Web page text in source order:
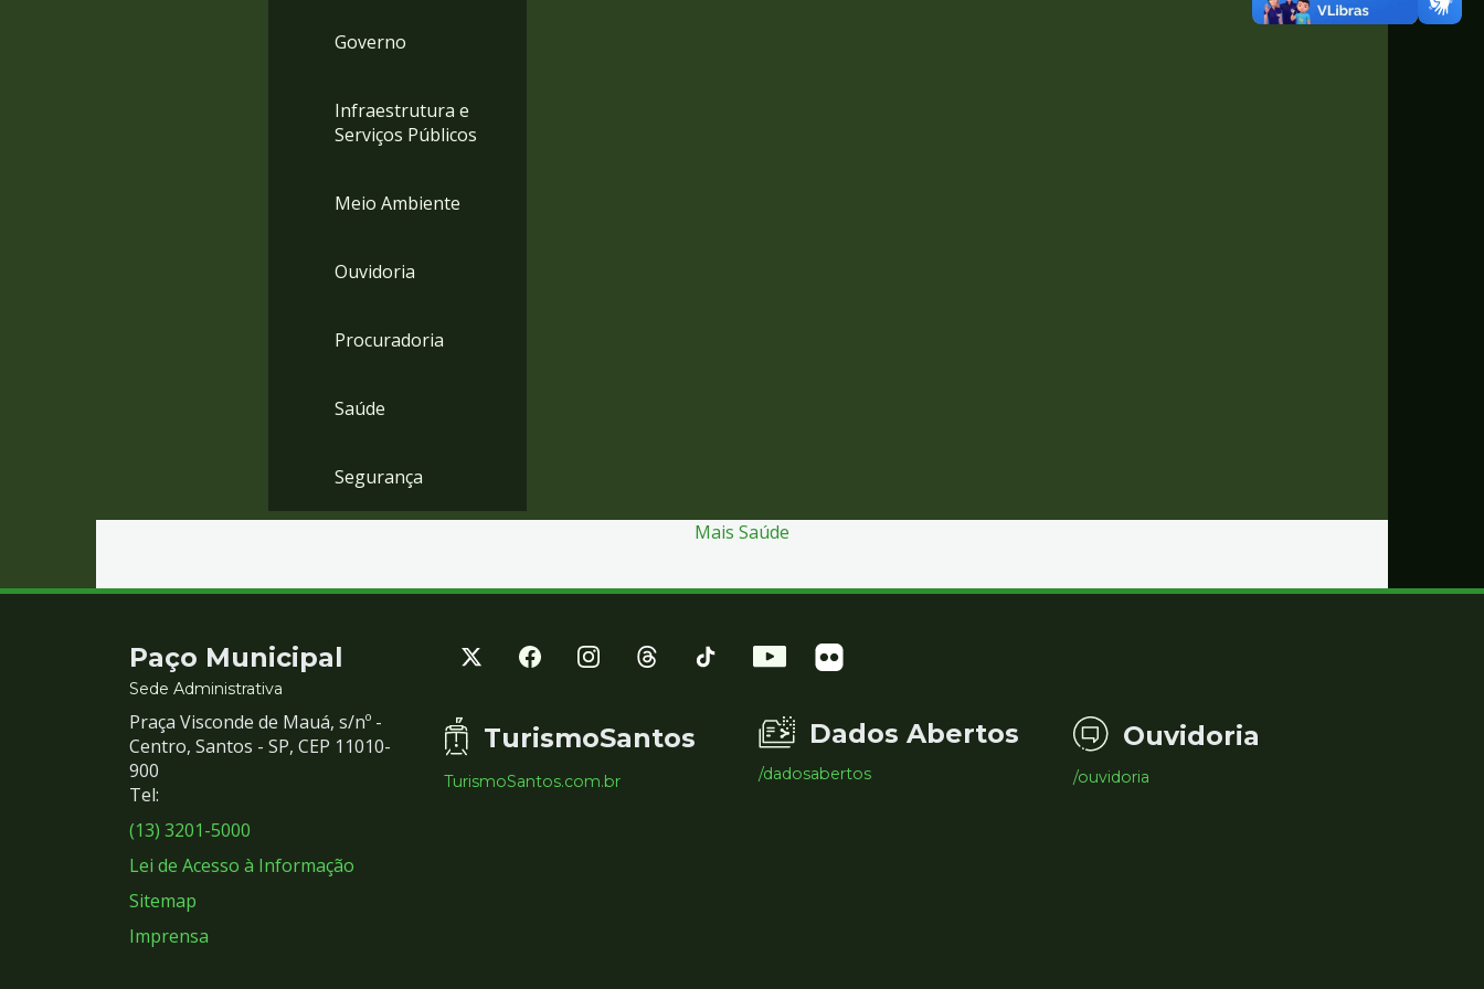
Governo
Infraestrutura e
Serviços Públicos
Meio Ambiente
Ouvidoria
Procuradoria
Saúde
Segurança
Mais Saúde
Contato
e
Redes
Sociais
Paço Municipal
Sede Administrativa
Praça Visconde de Mauá, s/nº -
Centro, Santos - SP, CEP 11010-
900
Tel:
(13) 3201-5000
Lei de Acesso à Informação
Sitemap
Imprensa
TurismoSantos
TurismoSantos.com.br
Dados Abertos
/dadosabertos
Ouvidoria
/ouvidoria